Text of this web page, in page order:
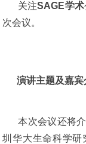
关注SAGE学术
次会议。
演讲主题及嘉宾
本次会议还将
圳华大生命科学研